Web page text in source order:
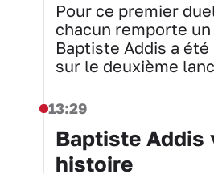
Pour ce premier
chacun remporte
Baptiste Addis a
sur le deuxième
13:29
Baptiste Addis
histoire